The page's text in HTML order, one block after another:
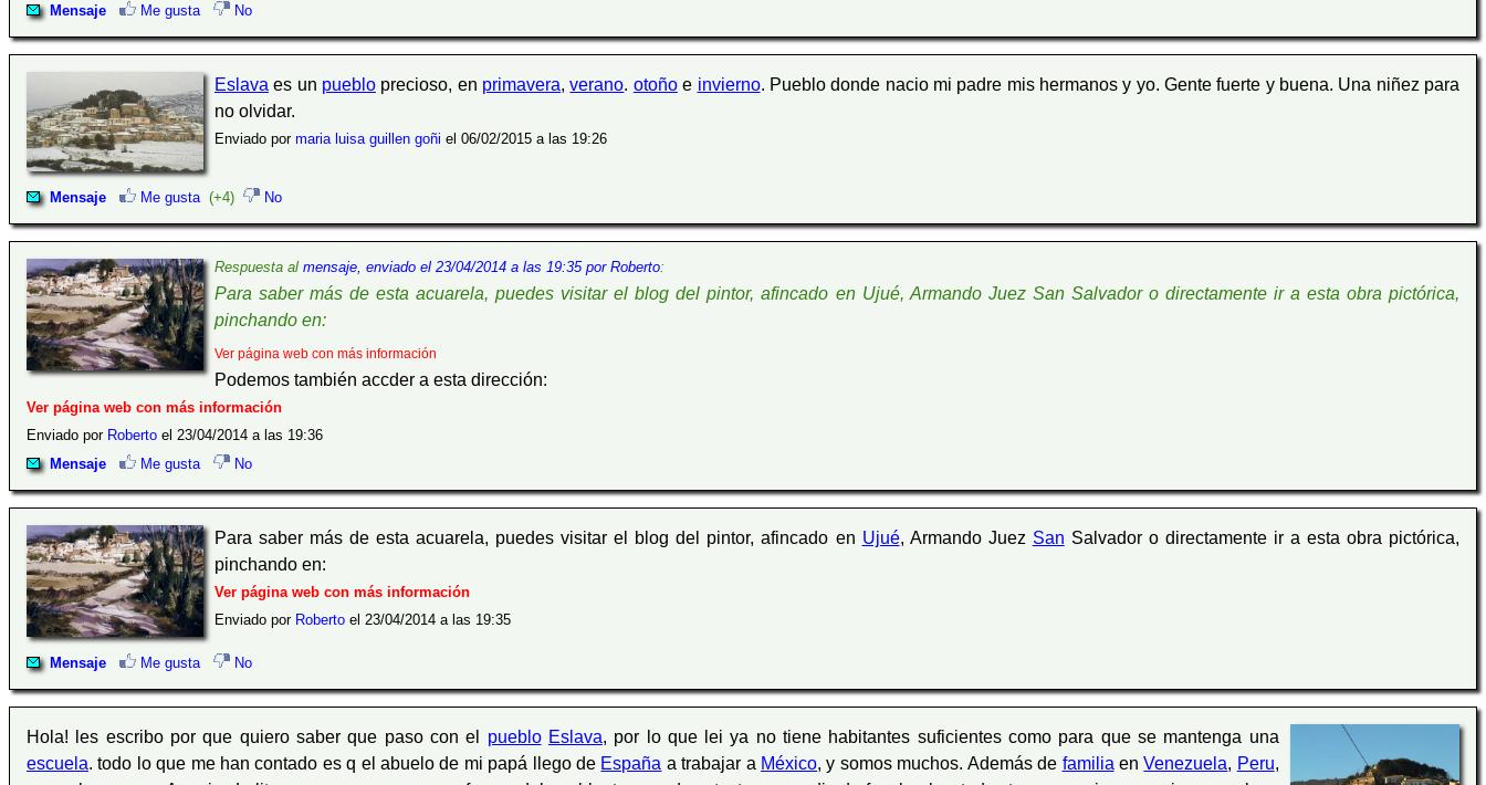
Mensaje
Me gusta No
Eslava es un pueblo precioso, en primavera,verano. otoñoe invierno. Pueblo donde nacio mi padre mis hermanos y yo. Gente fuerte y buena. Una niñez para
no olvidar.
Enviado por maria luisa guillen goñi el 06/02/2015 a las 19:26
Mensaje Me gusta (+4) No
Respuesta al mensaje, enviado el 23/04/2014 a las 19:35 por Roberto:
Para saber más de esta acuarela, puedes visitar el blog del pintor, afincado en Ujué, Armando Juez San Salvador o directamente ir a esta obra pictórica,
pinchando en:
Ver página web con más información
Podemos también accder a esta dirección:
Ver página web con más información
Enviado por Roberto el 23/04/2014 a las 19:36
Mensaje
Me gusta No
Para saber más de esta acuarela, puedes visitar el blog del pintor, afincado en Ujué, Armando Juez San Salvador o directamente ir a esta obra pictórica,
pinchando en:
Ver página web con más información
Enviado por Roberto el 23/04/2014 a las 19:35
Mensaje Me gusta No
Hola! les escribo por que quiero saber que paso con el pueblo Eslava, por lo que lei ya no tiene habitantes suficientes como para que se mantenga una
escuela. todo lo que me han contado es q el abuelo de mi papá llego de España a trabajar a México, y somos muchos. Además de familia enVenezuela, Peru,